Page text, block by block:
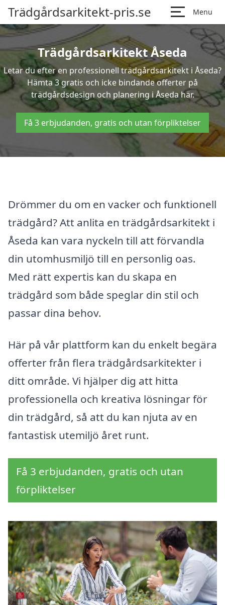
Trädgårdsarkitekt-pris.se Menu
Trädgårdsarkitekt Åseda
Letar du efter en professionell trädgårdsarkitekt i Åseda?
Hämta 3 gratis och icke bindande offerter på
trädgårdsdesign och planering i Åseda här.
Få 3 erbjudanden, gratis och utan förpliktelser
Drömmer du om en vacker och funktionell
trädgård? Att anlita en trädgårdsarkitekt i
Åseda kan vara nyckeln till att förvandla
din utomhusmiljö till en personlig oas.
Med rätt expertis kan du skapa en
trädgård som både speglar din stil och
passar dina behov.
Här på vår plattform kan du enkelt begära
offerter från flera trädgårdsarkitekter i
ditt område. Vi hjälper dig att hitta
professionella och kreativa lösningar för
din trädgård, så att du kan njuta av en
fantastisk utemiljö året runt.
Få 3 erbjudanden, gratis och utan
förpliktelser